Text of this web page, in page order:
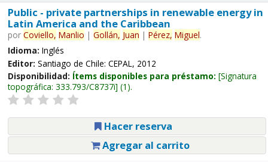
Public - private partnerships in renewable energy in
Latin America and the Caribbean
por Coviello, Manlio | Gollán, Juan | Pérez, Miguel.
Idioma: Inglés
Editor: Santiago de Chile: CEPAL, 2012
Disponibilidad: Ítems disponibles para préstamo: Signatura
topográfica: 333.793/C8737i (1).
Hacer reserva
Agregar al carrito